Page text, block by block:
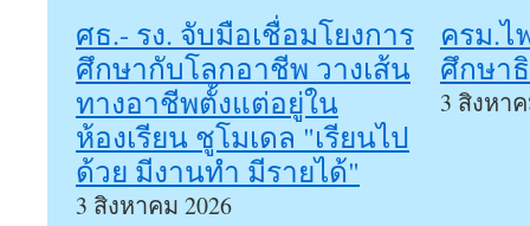
ศธ.- รง. จับมือเชื่อมโยงการ
ศึกษากับโลกอาชีพ วางเส้น
ทางอาชีพตั้งแต่อยู่ใน
ห้องเรียน ชูโมเดล "เรียนไป
ด้วย มีงานทำ มีรายได้"
3 สิงหาคม 2026
ครม.ไ
ศึกษา
3 สิงหา